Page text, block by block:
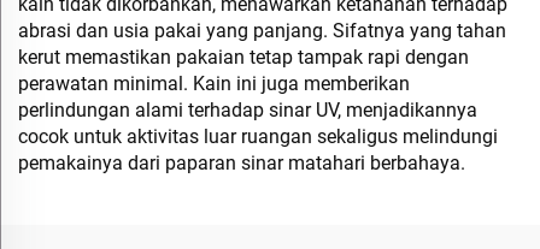
abrasi dan usia pakai yang panjang. Sifatnya yang tahan
kerut memastikan pakaian tetap tampak rapi dengan
perawatan minimal. Kain ini juga memberikan
perlindungan alami terhadap sinar UV, menjadikannya
cocok untuk aktivitas luar ruangan sekaligus melindungi
pemakainya dari paparan sinar matahari berbahaya.